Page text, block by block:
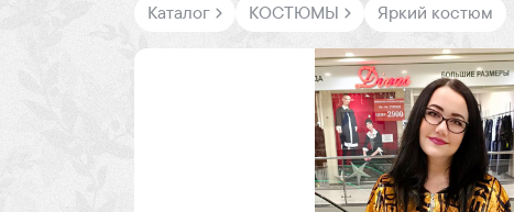
Каталог КОСТЮМЫ Яркий костюм